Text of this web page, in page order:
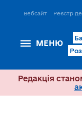
Вебсайт Реєстр
МЕНЮ
Редакція